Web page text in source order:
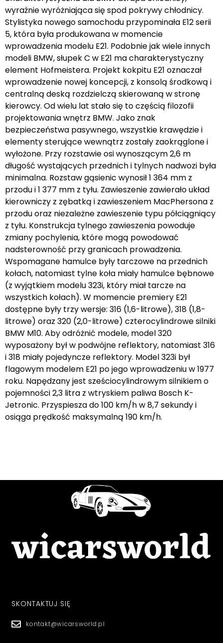
wyraźnie wyróżniająca się spod pokrywy chłodnicy.
Stylistyka nowego samochodu przypominała E12 serii
5, która była produkowana w momencie
wprowadzenia modelu E21. Podobnie jak wiele innych
modeli BMW, słupek C w E21 ma charakterystyczny
element Hofmeistera. Projekt kokpitu E21 oznaczał
wprowadzenie nowej koncepcji, z konsolą środkową i
centralną deską rozdzielczą skierowaną w stronę
kierowcy. Od wielu lat stało się to częścią filozofii
projektowania wnętrz BMW. Jako znak
bezpieczeństwa pasywnego, wszystkie krawędzie i
elementy sterujące wewnątrz zostały zaokrąglone i
wyłożone. Przy rozstawie osi wynoszącym 2,6 m
długość wystających przednich i tylnych nadwozi była
minimalna. Rozstaw gąsienic wynosił 1 364 mm z
przodu i 1 377 mm z tyłu. Zawieszenie zawierało układ
kierowniczy z zębatką i zawieszeniem MacPhersona z
przodu oraz niezależne zawieszenie typu półciągniący
z tyłu. Konstrukcja tylnego zawieszenia powoduje
zmiany pochylenia, które mogą powodować
nadsterowność przy granicach prowadzenia.
Wspomagane hamulce były tarczowe na przednich
kołach, natomiast tylne koła miały hamulce bębnowe
(z wyjątkiem modelu 323i, który miał tarcze na
wszystkich kołach). W momencie premiery E21
dostępne były trzy wersje: 316 (1,6-litrowe), 318 (1,8-
litrowe) oraz 320 (2,0-litrowe) czterocylindrowe silniki
BMW M10. Aby odróżnić modele, model 320
wyposażony był w podwójne reflektory, natomiast 316
i 318 miały pojedyncze reflektory. Model 323i był
flagowym modelem E21 po jego wprowadzeniu w 1977
roku. Napędzany jest sześciocylindrowym silnikiem o
pojemności 2,3 litra z wtryskiem paliwa Bosch K-
Jetronic. Przyspiesza do 100 km/h w 8,7 sekundy i
osiąga prędkość maksymalną 190 km/h.
SKONTAKTUJ SIĘ
kontakt@wicarsworld.pl